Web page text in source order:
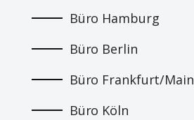
Büro Hamburg
Büro Berlin
Büro Frankfurt/Main
Büro Köln